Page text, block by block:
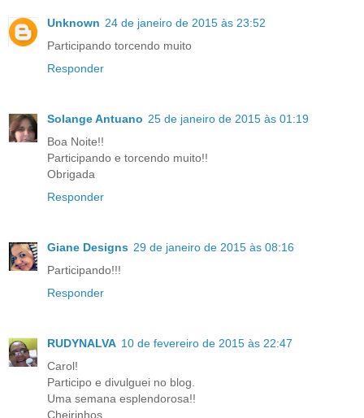
Unknown 24 de janeiro de 2015 às 23:52
Participando torcendo muito
Responder
Solange Antuano 25 de janeiro de 2015 às 01:19
Boa Noite!!
Participando e torcendo muito!!
Obrigada
Responder
Giane Designs 29 de janeiro de 2015 às 08:16
Participando!!!
Responder
RUDYNALVA 10 de fevereiro de 2015 às 22:47
Carol!
Participo e divulguei no blog.
Uma semana esplendorosa!!
Cheirinhos